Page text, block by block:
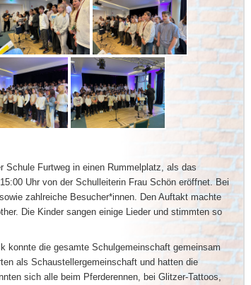
Schule Furtweg in einen Rummelplatz, als das
Uhr von der Schulleiterin Frau Schön eröffnet. Bei
zahlreiche Besucher*innen. Den Auftakt machte
Die Kinder sangen einige Lieder und stimmten so
konnte die gesamte Schulgemeinschaft gemeinsam
als Schaustellergemeinschaft und hatten die
sich alle beim Pferderennen, bei Glitzer-Tattoos,